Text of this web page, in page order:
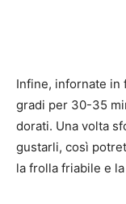
Infine, infornate in
gradi per 30-35
dorati. Una volta
gustarli, così
la frolla friabile e